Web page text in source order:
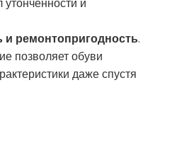
и
и ремонтопригодность.
позволяет обуви
даже спустя